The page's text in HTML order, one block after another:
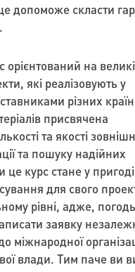
допоможе скласти
на великі
які реалізовують у
різних
присвячена
та якості
та пошуку надійних
це курс стане у пригоді
для свого
рівні, адже,
заявку
міжнародної
влади. Тим паче ви